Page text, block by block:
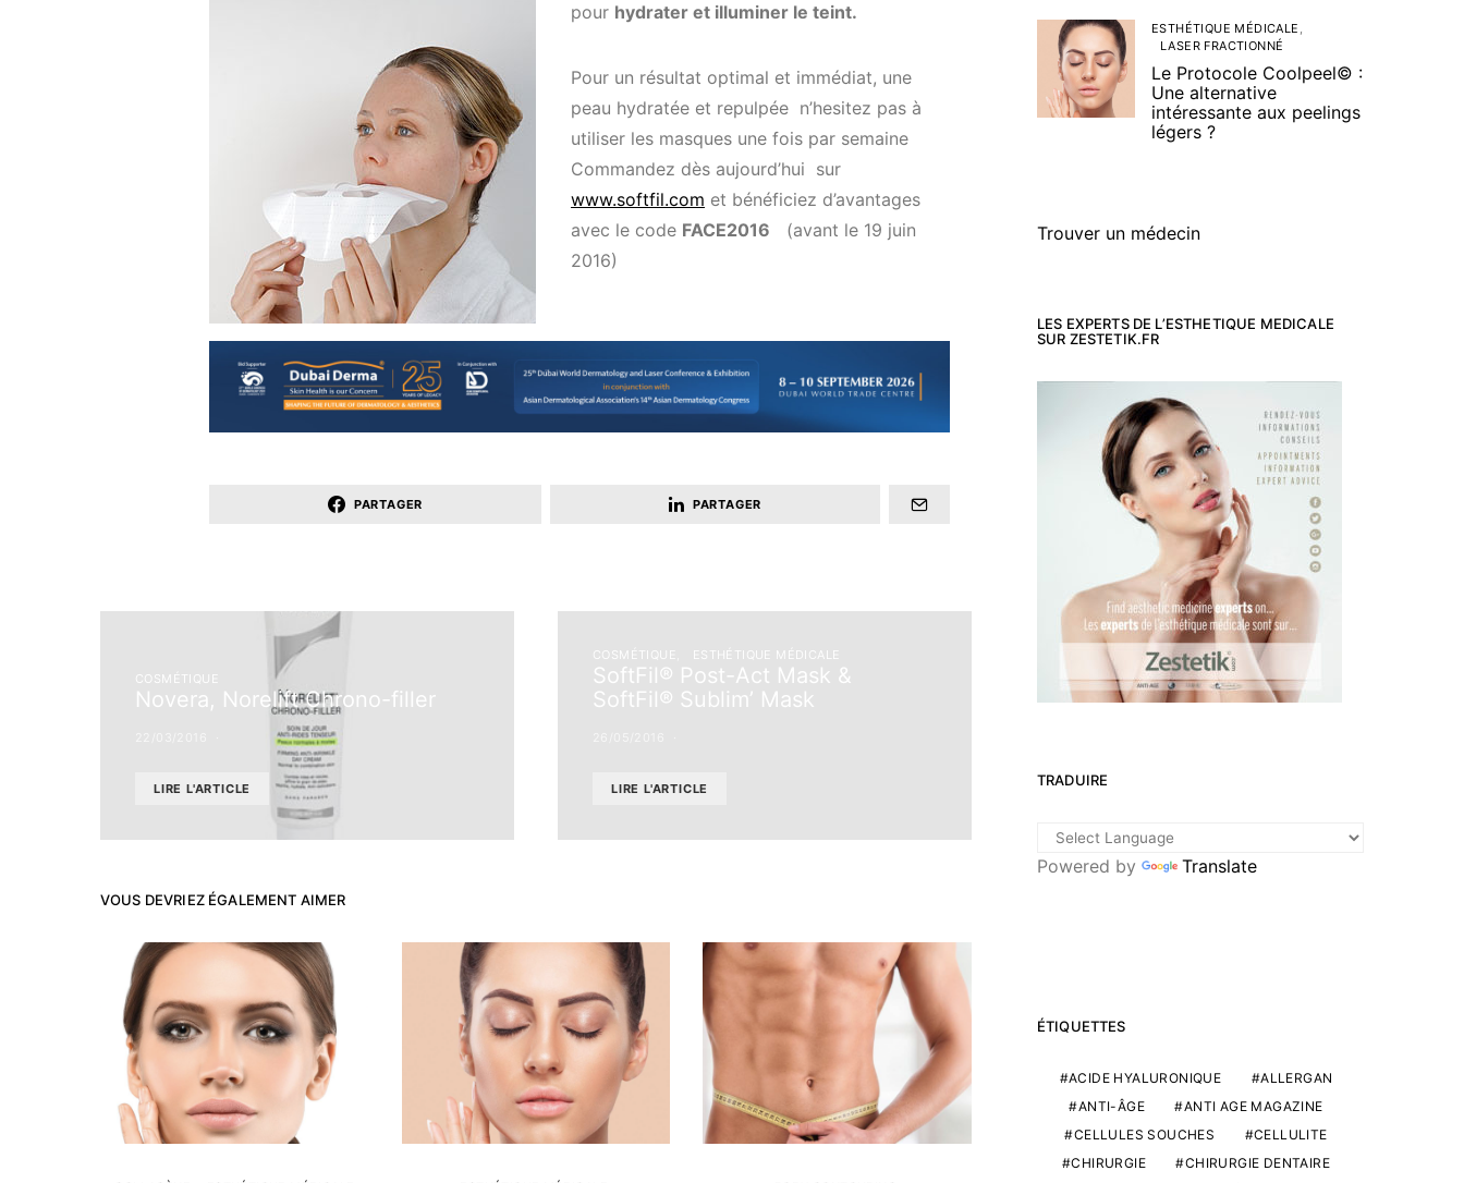
pour hydrater et illuminer le teint.
Pour un résultat optimal et immédiat, une
peau hydratée et repulpée n’hesitez pas à
utiliser les masques une fois par semaine
Commandez dès aujourd’hui sur
www.softfil.com et bénéficiez d’avantages
avec le code FACE2016 (avant le 19 juin
2016)
PARTAGER PARTAGER
COSMÉTIQUE
Novera, Norelift Chrono-filler
LIRE L'ARTICLE
COSMÉTIQUE ESTHÉTIQUE MÉDICALE
SoftFil® Post-Act Mask &
SoftFil® Sublim’ Mask
LIRE L'ARTICLE
VOUS DEVRIEZ ÉGALEMENT AIMER
ESTHÉTIQUE MÉDICALE
LASER FRACTIONNÉ
Le Protocole Coolpeel© :
Une alternative
intéressante aux peelings
légers ?
Trouver un médecin
LES EXPERTS DE L’ESTHETIQUE MEDICALE
SUR ZESTETIK.FR
TRADUIRE
Powered by Translate
ÉTIQUETTES
ACIDE HYALURONIQUE
ALLERGAN
ANTI-ÂGE
ANTI AGE MAGAZINE
CELLULES SOUCHES
CELLULITE
CHIRURGIE
CHIRURGIE DENTAIRE